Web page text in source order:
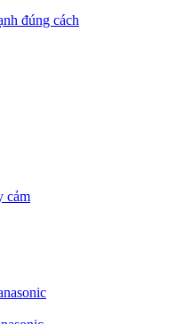
đúng cách
cảm